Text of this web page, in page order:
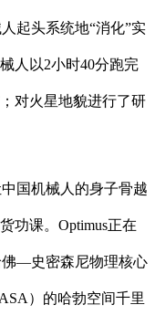
起头系统地“消化”实
人以2小时40分跑完
对火星地貌进行了研
国机械人的身子骨越
功课。Optimus正在
佛—史密森尼物理核心
）的哈勃空间千里